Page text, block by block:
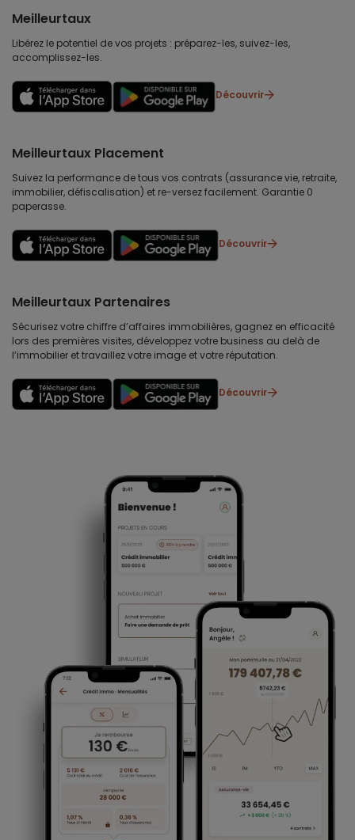
Meilleurtaux
Libérez le potentiel de vos projets : préparez-les, suivez-les,
accomplissez-les.
Découvrir
Meilleurtaux Placement
Suivez la performance de tous vos contrats (assurance vie, retraite,
immobilier, défiscalisation) et re-versez facilement. Garantie 0
paperasse.
Découvrir
Meilleurtaux Partenaires
Sécurisez votre chiffre d’affaires immobilières, gagnez en efficacité
lors des premières visites, développez votre business au delà de
l’immobilier et travaillez votre image et votre réputation.
Découvrir